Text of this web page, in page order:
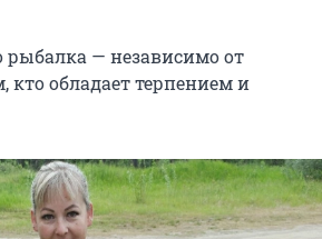
рыбалка — независимо от
кто обладает терпением и